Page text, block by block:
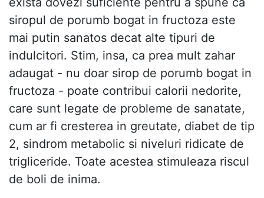
siropul de porumb bogat in fructoza este
mai putin sanatos decat alte tipuri de
indulcitori. Stim, insa, ca prea mult zahar
adaugat - nu doar sirop de porumb bogat in
fructoza - poate contribui calorii nedorite,
care sunt legate de probleme de sanatate,
cum ar fi cresterea in greutate, diabet de tip
2, sindrom metabolic si niveluri ridicate de
trigliceride. Toate acestea stimuleaza riscul
de boli de inima.